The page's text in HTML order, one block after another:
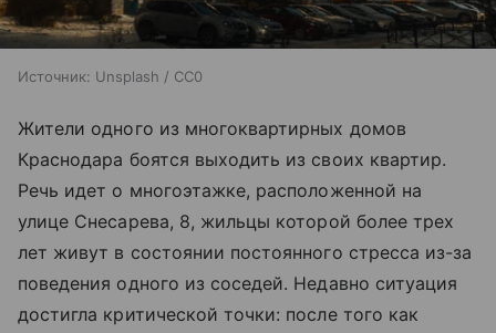
Источник: Unsplash / CC0
Жители одного из многоквартирных домов
Краснодара боятся выходить из своих квартир.
Речь идет о многоэтажке, расположенной на
улице Снесарева, 8, жильцы которой более трех
лет живут в состоянии постоянного стресса из-за
поведения одного из соседей. Недавно ситуация
достигла критической точки: после того как